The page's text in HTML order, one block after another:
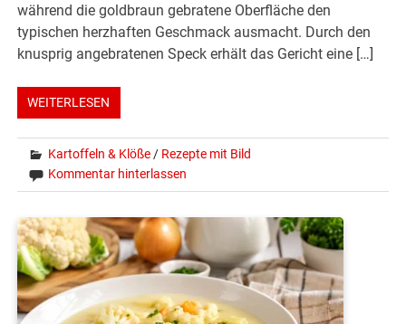
während die goldbraun gebratene Oberfläche den
typischen herzhaften Geschmack ausmacht. Durch den
knusprig angebratenen Speck erhält das Gericht eine […]
WEITERLESEN
Kartoffeln & Klöße / Rezepte mit Bild
Kommentar hinterlassen